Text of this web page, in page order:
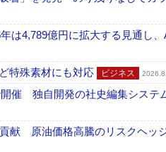
4,789億円に拡大する見通し、
特殊素材にも対応 ビジネス
催 独自開発の社史編集システ
献 原油価格高騰のリスクヘッ